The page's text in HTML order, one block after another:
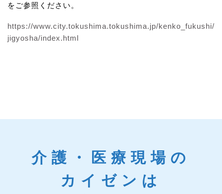
をご参照ください。
https://www.city.tokushima.tokushima.jp/kenko_fukushi/
jigyosha/index.html
介護・医療現場の
カイゼンは